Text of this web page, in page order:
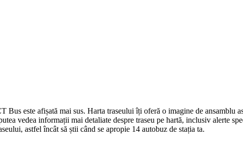
este afișată mai sus. Harta traseului îți oferă o imagine de ansamblu
vedea informații mai detaliate despre traseu pe hartă, inclusiv alerte
astfel încât să știi când se apropie 14 autobuz de stația ta.